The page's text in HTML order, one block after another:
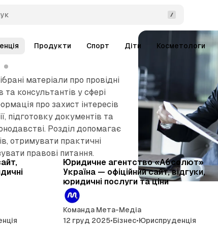
Продукти Спорт Діти Косметологи
матеріали про провідні
та консультантів у сфері
про захист інтересів
підготовку документів та
Розділ допомагає
отримувати практичні
правові питання.
Публікації
6 хв читання 5 хв читання
Юридичне агентство «Абсолют»
Україна — офіційний сайт, відгуки,
юридичні послуги та ціни
Команда Мета-Медіа
12 груд 2025•Бізнес•Юриспруденція